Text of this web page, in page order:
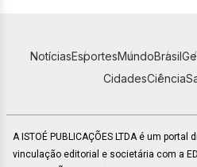
NotíciasEsportesMundoBrasil
CidadesCiência
A ISTOÉ PUBLICAÇÕES LTDA é um
vinculação editorial e societária com a